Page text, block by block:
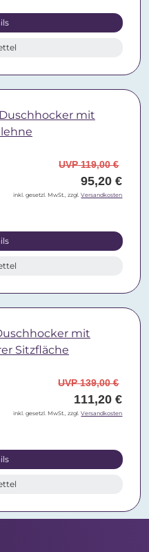
mit
UVP 119,00 €
95,20 €
inkl. gesetzl. MwSt., zzgl.Versandkosten
mit
Sitzfläche
UVP 139,00 €
111,20 €
inkl. gesetzl. MwSt., zzgl.Versandkosten